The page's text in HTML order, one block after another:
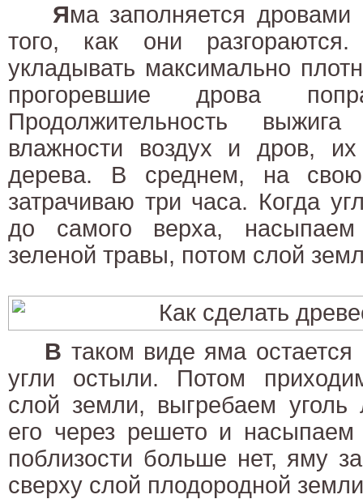
Яма заполняется
того, как они
укладывать максимально
прогоревшие дрова
Продолжительность
влажности воздух и дров,
дерева. В среднем, на
затрачиваю три часа. Когда
до самого верха,
зеленой травы, потом слой
В таком виде яма
угли остыли. Потом
слой земли, выгребаем уголь
его через решето и
поблизости больше нет, яму
сверху слой плодородной